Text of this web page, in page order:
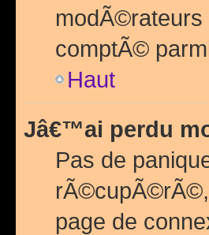
modÃ©rateurs
comptÃ©
Haut
Jâ€™ai perdu
Pas de
page de